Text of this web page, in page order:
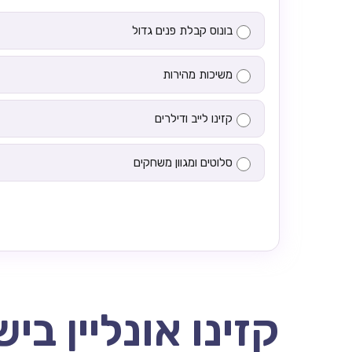
בונוס קבלת פנים גדול
משיכות מהירות
קזינו לייב ודילרים
סלוטים ומגוון משחקים
קזינו אונליין